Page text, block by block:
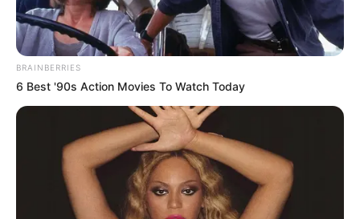
Mateusz Zaczyk 19 lutego 2022 Artykuły
BRAINBERRIES
6 Best '90s Action Movies To Watch Today